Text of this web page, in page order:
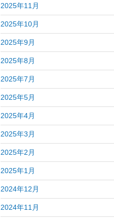
2025年11月
2025年10月
2025年9月
2025年8月
2025年7月
2025年5月
2025年4月
2025年3月
2025年2月
2025年1月
2024年12月
2024年11月